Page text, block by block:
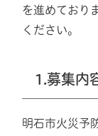
を進めており
ください。
1.募集内
明石市火災予